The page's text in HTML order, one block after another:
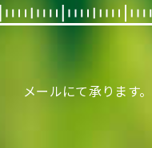
メールにて承ります。